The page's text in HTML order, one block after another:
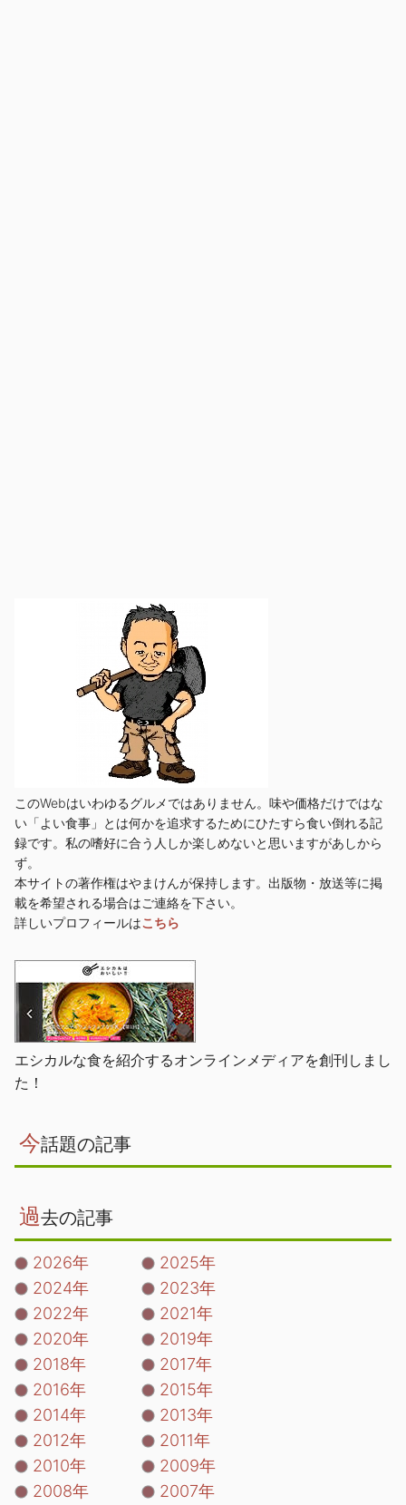
このWebはいわゆるグルメではありません。味や価格だけではな
い「よい食事」とは何かを追求するためにひたすら食い倒れる記
録です。私の嗜好に合う人しか楽しめないと思いますがあしから
ず。
本サイトの著作権はやまけんが保持します。出版物・放送等に掲
載を希望される場合はご連絡を下さい。
詳しいプロフィールはこちら
エシカルな食を紹介するオンラインメディアを創刊しまし
た！
今話題の記事
過去の記事
2026年
2025年
2024年
2023年
2022年
2021年
2020年
2019年
2018年
2017年
2016年
2015年
2014年
2013年
2012年
2011年
2010年
2009年
2008年
2007年